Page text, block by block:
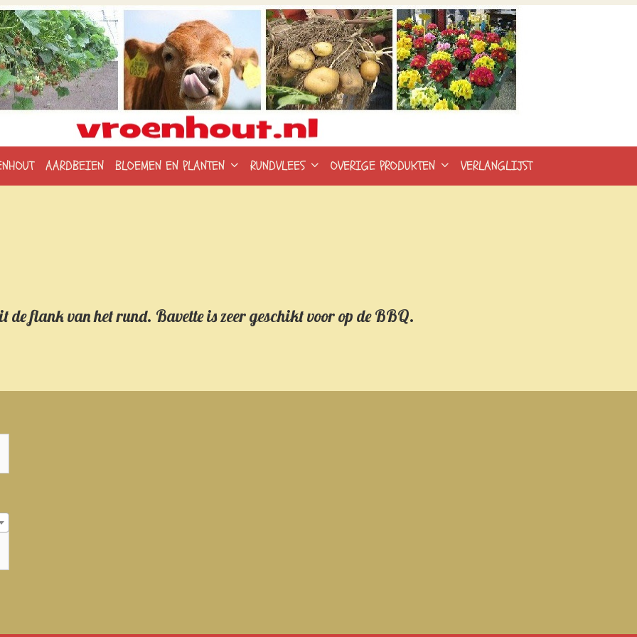
AARDBEIEN BLOEMEN EN PLANTEN RUNDVLEES OVERIGE PRODUKTEN VERLANGLIJST
de flank van het rund. Bavette is zeer geschikt voor op de BBQ.